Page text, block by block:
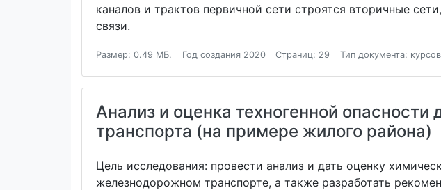
каналов и трактов первичной сети строятся вторичные
связи.
Размер: 0.49 МБ. Год создания 2020 Страниц: 29 Тип документа:
Анализ и оценка техногенной
транспорта (на примере жилого района)
Цель исследования: провести анализ и дать оценку
железнодорожном транспорте, а также разработать